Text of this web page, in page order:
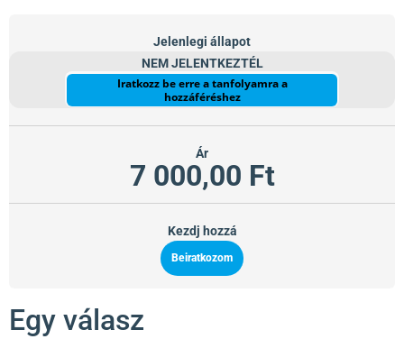
Jelenlegi állapot
NEM JELENTKEZTÉL
Iratkozz be erre a tanfolyamra a
hozzáféréshez
Ár
7 000,00 Ft
Kezdj hozzá
Beiratkozom
Egy válasz